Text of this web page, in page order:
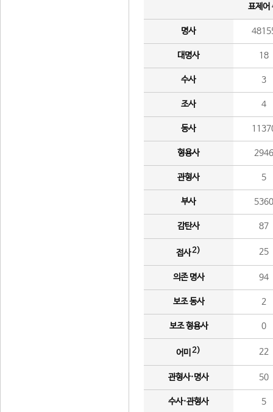
표제어
명사
대명사 18
수사 3
조사 4
동사
형용사 2946
관형사 5
부사 5360
감탄사 87
접사2) 25
의존 명사 94
보조 동사 2
보조 형용사 0
어미 2) 22
관형사·명사 50
수사·관형사 5